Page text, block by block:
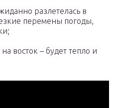
разлетелась в
перемены погоды,
восток – будет тепло и